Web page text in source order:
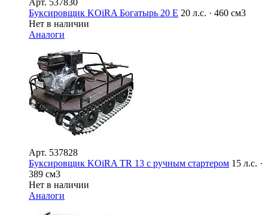
Арт. 537830
Буксировщик KOiRA Богатырь 20 E 20 л.с. · 460 см3
Нет в наличии
Аналоги
Арт. 537828
Буксировщик KOiRA TR 13 с ручным стартером 15 л.с. ·
389 см3
Нет в наличии
Аналоги